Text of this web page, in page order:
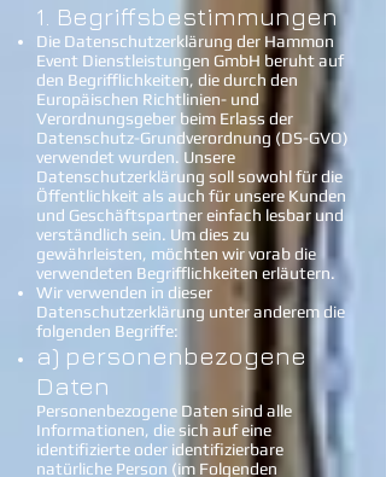
1. Begriffsbestimmungen
Die Datenschutzerklärung der Hammon
Event Dienstleistungen GmbH beruht auf
den Begrifflichkeiten, die durch den
Europäischen Richtlinien- und
Verordnungsgeber beim Erlass der
Datenschutz-Grundverordnung (DS-GVO)
verwendet wurden. Unsere
Datenschutzerklärung soll sowohl für die
Öffentlichkeit als auch für unsere Kunden
und Geschäftspartner einfach lesbar und
verständlich sein. Um dies zu
gewährleisten, möchten wir vorab die
verwendeten Begrifflichkeiten erläutern.
Wir verwenden in dieser
Datenschutzerklärung unter anderem die
folgenden Begriffe:
a) personenbezogene
Daten
Personenbezogene Daten sind alle
Informationen, die sich auf eine
identifizierte oder identifizierbare
natürliche Person (im Folgenden